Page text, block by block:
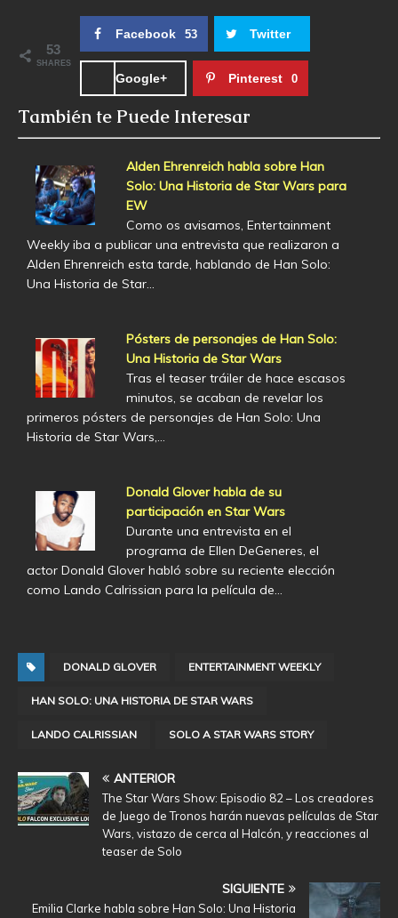
53
SHARES
Facebook 53 Twitter
Google+ Pinterest 0
También te Puede Interesar
Alden Ehrenreich habla sobre Han
Solo: Una Historia de Star Wars para
EW
Como os avisamos, Entertainment
Weekly iba a publicar una entrevista que realizaron a
Alden Ehrenreich esta tarde, hablando de Han Solo:
Una Historia de Star…
Pósters de personajes de Han Solo:
Una Historia de Star Wars
Tras el teaser tráiler de hace escasos
minutos, se acaban de revelar los
primeros pósters de personajes de Han Solo: Una
Historia de Star Wars,…
Donald Glover habla de su
participación en Star Wars
Durante una entrevista en el
programa de Ellen DeGeneres, el
actor Donald Glover habló sobre su reciente elección
como Lando Calrissian para la película de…
DONALD GLOVER ENTERTAINMENT WEEKLY
HAN SOLO: UNA HISTORIA DE STAR WARS
LANDO CALRISSIAN SOLO A STAR WARS STORY
ANTERIOR
The Star Wars Show: Episodio 82 – Los creadores
de Juego de Tronos harán nuevas películas de Star
Wars, vistazo de cerca al Halcón, y reacciones al
teaser de Solo
SIGUIENTE
Emilia Clarke habla sobre Han Solo: Una Historia